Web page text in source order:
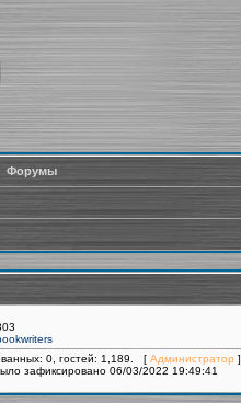
Форумы
0, гостей: 1,189. [ Администратор
зафиксировано 06/03/2022 19:49:41